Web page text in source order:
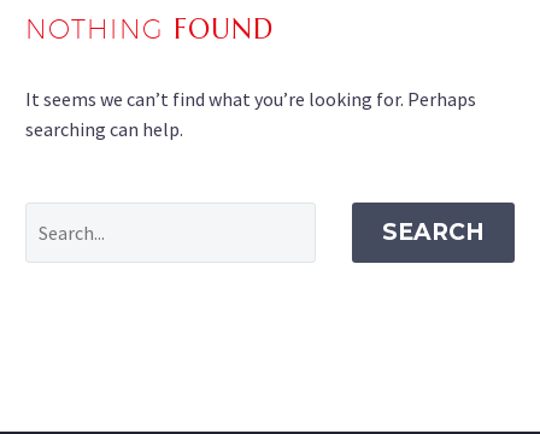
NOTHING FOUND
It seems we can’t find what you’re looking for. Perhaps
searching can help.
SEARCH